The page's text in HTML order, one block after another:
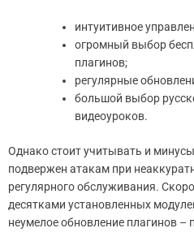
интуитивное
огромный выбор
плагинов;
регулярные
большой выбор
видеоуроков.
Однако стоит учитывать и
подвержен атакам при
регулярного обслуживания.
десятками установленных
неумелое обновление плагинов –